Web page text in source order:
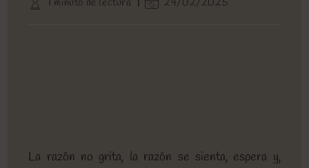
entrada:
entrada:
la
1 minuto de lectura 24/02/2025
La razón no grita, la razón se sienta, espera y,